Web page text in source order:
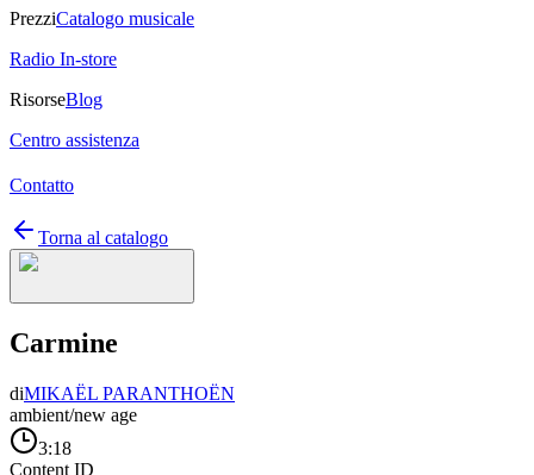
PrezziCatalogo musicale
Radio In-store
RisorseBlog
Centro assistenza
Contatto
Torna al catalogo
Carmine
diMIKAËL PARANTHOËN
ambient/new age
3:18
Content ID